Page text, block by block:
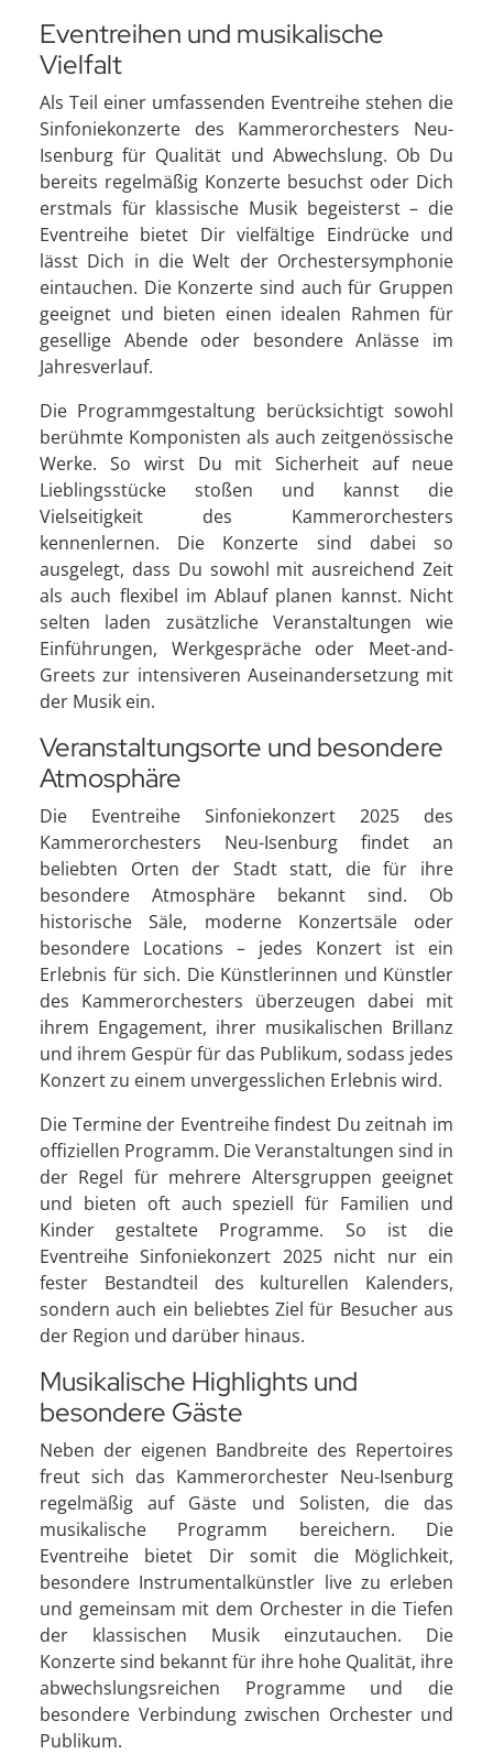
Eventreihen und musikalische
Vielfalt
Als Teil einer umfassenden Eventreihe stehen die
Sinfoniekonzerte des Kammerorchesters Neu-
Isenburg für Qualität und Abwechslung. Ob Du
bereits regelmäßig Konzerte besuchst oder Dich
erstmals für klassische Musik begeisterst – die
Eventreihe bietet Dir vielfältige Eindrücke und
lässt Dich in die Welt der Orchestersymphonie
eintauchen. Die Konzerte sind auch für Gruppen
geeignet und bieten einen idealen Rahmen für
gesellige Abende oder besondere Anlässe im
Jahresverlauf.
Die Programmgestaltung berücksichtigt sowohl
berühmte Komponisten als auch zeitgenössische
Werke. So wirst Du mit Sicherheit auf neue
Lieblingsstücke stoßen und kannst die
Vielseitigkeit des Kammerorchesters
kennenlernen. Die Konzerte sind dabei so
ausgelegt, dass Du sowohl mit ausreichend Zeit
als auch flexibel im Ablauf planen kannst. Nicht
selten laden zusätzliche Veranstaltungen wie
Einführungen, Werkgespräche oder Meet-and-
Greets zur intensiveren Auseinandersetzung mit
der Musik ein.
Veranstaltungsorte und besondere
Atmosphäre
Die Eventreihe Sinfoniekonzert 2025 des
Kammerorchesters Neu-Isenburg findet an
beliebten Orten der Stadt statt, die für ihre
besondere Atmosphäre bekannt sind. Ob
historische Säle, moderne Konzertsäle oder
besondere Locations – jedes Konzert ist ein
Erlebnis für sich. Die Künstlerinnen und Künstler
des Kammerorchesters überzeugen dabei mit
ihrem Engagement, ihrer musikalischen Brillanz
und ihrem Gespür für das Publikum, sodass jedes
Konzert zu einem unvergesslichen Erlebnis wird.
Die Termine der Eventreihe findest Du zeitnah im
offiziellen Programm. Die Veranstaltungen sind in
der Regel für mehrere Altersgruppen geeignet
und bieten oft auch speziell für Familien und
Kinder gestaltete Programme. So ist die
Eventreihe Sinfoniekonzert 2025 nicht nur ein
fester Bestandteil des kulturellen Kalenders,
sondern auch ein beliebtes Ziel für Besucher aus
der Region und darüber hinaus.
Musikalische Highlights und
besondere Gäste
Neben der eigenen Bandbreite des Repertoires
freut sich das Kammerorchester Neu-Isenburg
regelmäßig auf Gäste und Solisten, die das
musikalische Programm bereichern. Die
Eventreihe bietet Dir somit die Möglichkeit,
besondere Instrumentalkünstler live zu erleben
und gemeinsam mit dem Orchester in die Tiefen
der klassischen Musik einzutauchen. Die
Konzerte sind bekannt für ihre hohe Qualität, ihre
abwechslungsreichen Programme und die
besondere Verbindung zwischen Orchester und
Publikum.